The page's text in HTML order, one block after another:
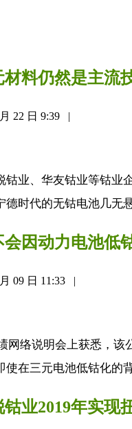
料仍然是主流
22 日 9:39 |
业、华友钴业等钴业
时代的无钴电池几无
因动力电池低
09 日 11:33 |
网络说明会上获悉，
在三元电池低钴化的
业2019年实现